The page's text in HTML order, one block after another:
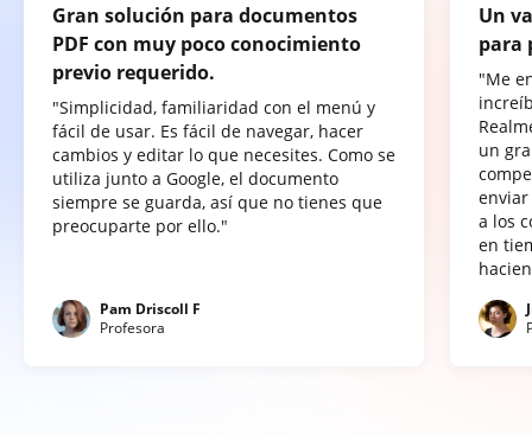
Gran solución para documentos
PDF con muy poco conocimiento
previo requerido.
"Simplicidad, familiaridad con el menú y
fácil de usar. Es fácil de navegar, hacer
cambios y editar lo que necesites. Como se
utiliza junto a Google, el documento
siempre se guarda, así que no tienes que
preocuparte por ello."
Pam Driscoll F
Profesora
Un
para
"Me
un
a los
en